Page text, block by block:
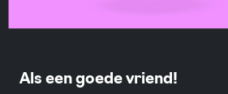
Als een goede vriend!